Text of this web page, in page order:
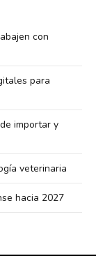
con
para
importar y
veterinaria
hacia 2027